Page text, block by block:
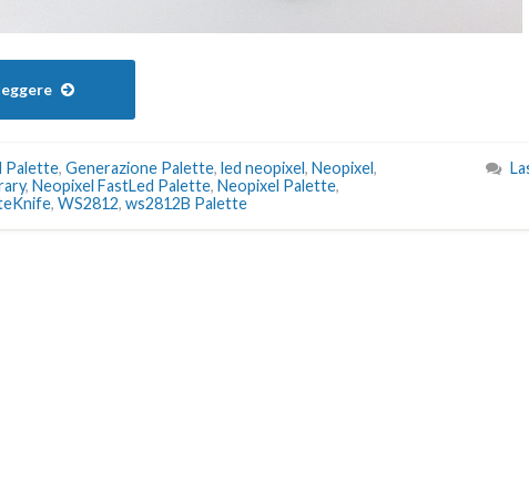
Palette, Generazione Palette, led neopixel, Neopixel,
, Neopixel FastLed Palette, Neopixel Palette,
, WS2812, ws2812B Palette